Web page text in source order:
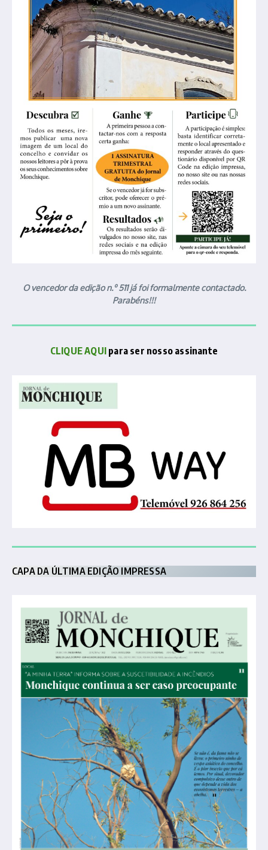
O vencedor da edição n.º 511 já foi formalmente contactado.
Parabéns!!!
CLIQUE AQUI para ser nosso assinante
CAPA DA ÚLTIMA EDIÇÃO IMPRESSA